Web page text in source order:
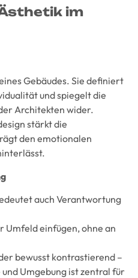
im
Gebäudes. Sie definiert
und spiegelt die
Architekten wider.
stärkt die
den emotionalen
auch Verantwortung
Umfeld einfügen, ohne an
bewusst kontrastierend –
Umgebung ist zentral für